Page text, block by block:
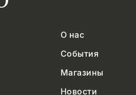
О нас
События
Магазины
Новости